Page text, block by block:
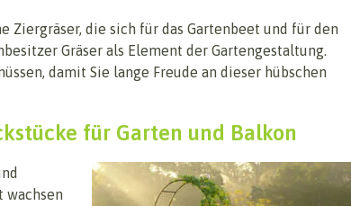
Ziergräser, die sich für das Gartenbeet und für den
Gräser als Element der Gartengestaltung.
damit Sie lange Freude an dieser hübschen
für Garten und Balkon
wachsen